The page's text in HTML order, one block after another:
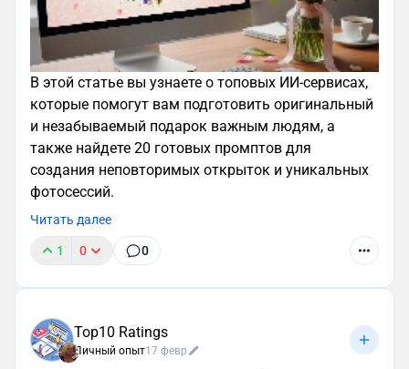
В этой статье вы узнаете о топовых ИИ-сервисах,
которые помогут вам подготовить оригинальный
и незабываемый подарок важным людям, а
также найдете 20 готовых промптов для
создания неповторимых открыток и уникальных
фотосессий.
Читать далее
1 0 0
Top10 Ratings
Личный опыт17 февр